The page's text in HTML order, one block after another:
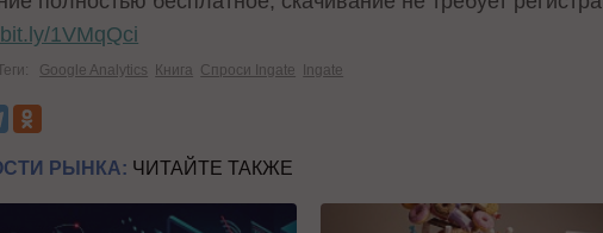
1VMqQci
Google Analytics Книга Спроси Ingate Ingate
РЫНКА: ЧИТАЙТЕ ТАКЖЕ